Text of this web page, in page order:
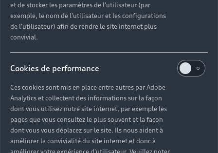
et de stocker les paramètres de l'utilisateur (par
exemple, le nom de l'utilisateur et les configurations
de l'utilisateur) afin de rendre le site internet plus
convivial.
Cookies de performance
Ces cookies sont mis en place entre autres par Adobe
Analytics et collectent des informations sur la façon
dont vous utilisez notre site internet, par exemple les
pages que vous consultez le plus souvent et la façon
dont vous vous déplacez sur le site. Ils nous aident à
améliorer la convivialité du site internet et donc à
améliorer votre expérience d'utilisateur. Veuillez noter